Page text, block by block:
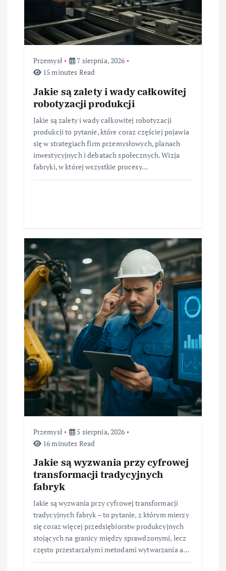
Przemysł
7 sierpnia, 2026
15 minutes Read
Jakie są zalety i wady całkowitej
robotyzacji produkcji
Jakie są zalety i wady całkowitej robotyzacji
produkcji to pytanie, które coraz częściej pojawia
się w strategiach firm przemysłowych, planach
inwestycyjnych i debatach społecznych. Wizja
fabryki, w której wszystkie procesy…
Przemysł
5 sierpnia, 2026
16 minutes Read
Jakie są wyzwania przy cyfrowej
transformacji tradycyjnych
fabryk
Jakie są wyzwania przy cyfrowej transformacji
tradycyjnych fabryk – to pytanie, z którym mierzy
się coraz więcej przedsiębiorstw produkcyjnych
stojących na granicy między sprawdzonymi, lecz
często przestarzałymi metodami wytwarzania a…